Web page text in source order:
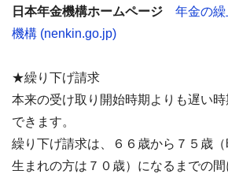
日本年金機構ホームページ
年金の
機構 (nenkin.go.jp)
★繰り下げ請求
本来の受け取り開始時期よりも遅い
できます。
繰り下げ請求は、６６歳から７５歳
生まれの方は７０歳）になるまでの間